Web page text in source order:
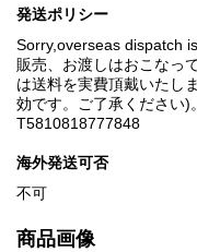
発送ポリシー
Sorry,overseas dispatch
販売、お渡しはおこなっ
は送料を実費頂戴いたし
効です。ご了承ください)
T5810818777848
海外発送可否
不可
商品画像